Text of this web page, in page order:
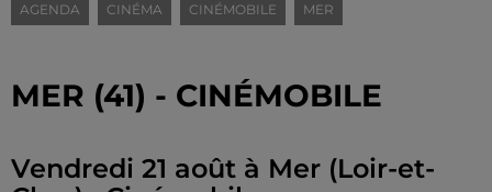
AGENDA CINÉMA CINÉMOBILE MER
MER (41) - CINÉMOBILE
Vendredi 21 août à Mer (Loir-et-